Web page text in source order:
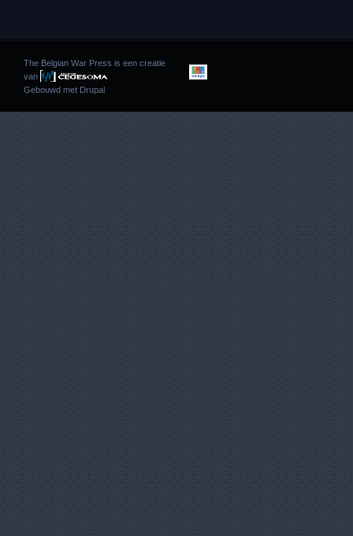
The Belgian War Press is een creatie
van
Gebouwd met Drupal